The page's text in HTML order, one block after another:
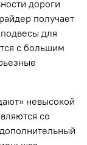
дороги
получает
для
с большим
невысокой
со